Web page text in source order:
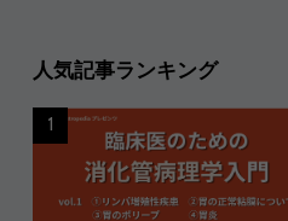
人気記事ランキング
1